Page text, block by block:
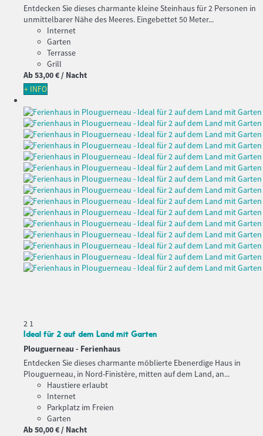
Entdecken Sie dieses charmante kleine Steinhaus für 2 Personen in
unmittelbarer Nähe des Meeres. Eingebettet 50 Meter...
Internet
Garten
Terrasse
Grill
Ab53,00 €/ Nacht
+ INFO
2 1
Ideal für 2 auf dem Land mit Garten
Plouguerneau - Ferienhaus
Entdecken Sie dieses charmante möblierte Ebenerdige Haus in
Plouguerneau, in Nord-Finistère, mitten auf dem Land, an...
Haustiere erlaubt
Internet
Parkplatz im Freien
Garten
Ab50,00 €/ Nacht